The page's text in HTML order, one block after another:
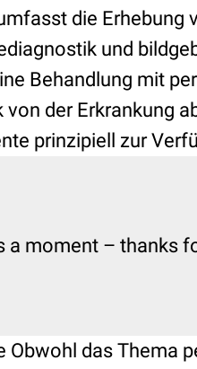
die Erhebung
und
Behandlung mit
der Erkrankung
prinzipiell zur
Obwohl das Thema